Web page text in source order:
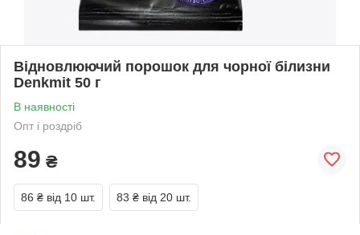
Відновлюючий порошок для чорної білизни
Denkmit 50 г
В наявності
Опт і роздріб
89 ₴
86 ₴ від 10 шт. 83 ₴ від 20 шт.